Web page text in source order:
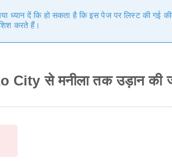
ध्यान दें कि हो सकता है कि इस पेज पर लिस्ट की गई
करते हैं।
City से मनीला तक उड़ान की